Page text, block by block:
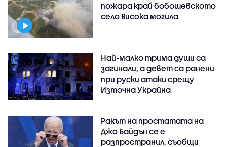
пожара край бобошевското
село Висока могила
Най-малко трима души са
загинали, а девет са ранени
при руски атаки срещу
Източна Украйна
Ракът на простатата на
Джо Байдън се е
разпространил, съобщи